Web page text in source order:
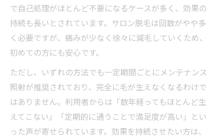
で自己処理がほとんど不要になるケースが多く、効果の
持続も長いとされています。サロン脱毛は回数がやや多
く必要ですが、痛みが少なく徐々に減毛していくため、
初めての方にも安心です。
ただし、いずれの方法でも一定期間ごとにメンテナンス
照射が推奨されており、完全に毛が生えなくなるわけで
はありません。利用者からは「数年経ってもほとんど生
えてこない」「定期的に通うことで満足度が高い」とい
った声が寄せられています。効果を持続させたい方は、